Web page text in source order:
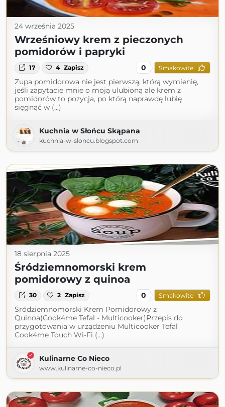
24 września 2025
Wrześniowy krem z pieczonych
pomidorów i papryki
17 4 Zapisz 0 Smakowite
Zupa pomidorowa nie jest pierwszą, którą wymienię,
jeśli zapytacie mnie o moją ulubioną ale krem z
pomidorów to pozycja, po którą naprawdę lubię
sięgnąć w (...)
Kuchnia w Słońcu Skąpana
kuchnia-w-sloncu.blogspot.com
18 sierpnia 2025
Śródziemnomorski krem
pomidorowy z quinoa
30 2 Zapisz 0 Smakowite
Śródziemnomorski Krem Pomidorowy z
Quinoa(Cook4me Tefal - Multicooker)Przepis do
przygotowania w urządzeniu Multicooker Tefal
Cook4me Touch Wi-Fi (...)
Kulinarne Co Nieco
www.kulinarne-co-nieco.pl